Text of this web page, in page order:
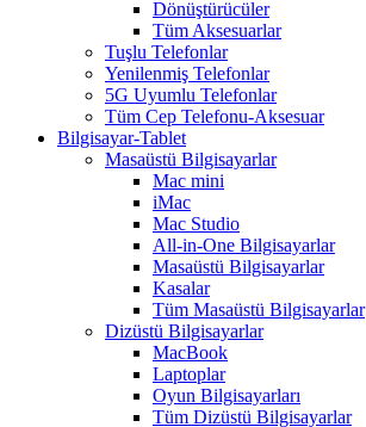
Dönüştürücüler
Tüm Aksesuarlar
Tuşlu Telefonlar
Yenilenmiş Telefonlar
5G Uyumlu Telefonlar
Tüm Cep Telefonu-Aksesuar
Bilgisayar-Tablet
Masaüstü Bilgisayarlar
Mac mini
iMac
Mac Studio
All-in-One Bilgisayarlar
Masaüstü Bilgisayarlar
Kasalar
Tüm Masaüstü Bilgisayarlar
Dizüstü Bilgisayarlar
MacBook
Laptoplar
Oyun Bilgisayarları
Tüm Dizüstü Bilgisayarlar